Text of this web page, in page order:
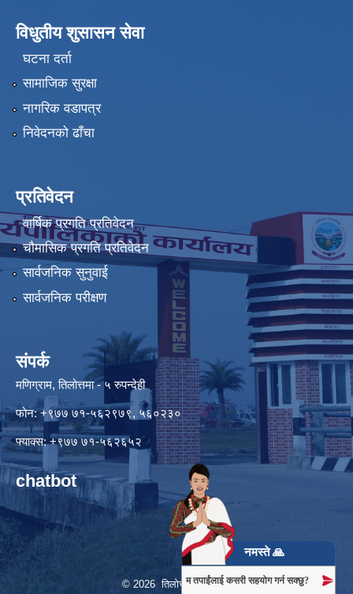
विधुतीय शुसासन सेवा
घटना दर्ता
सामाजिक सुरक्षा
नागरिक वडापत्र
निवेदनको ढाँचा
प्रतिवेदन
वार्षिक प्रगति प्रतिवेदन
चौमासिक प्रगति प्रतिवेदन
सार्वजनिक सुनुवाई
सार्वजनिक परीक्षण
संपर्क
मणिग्राम, तिलोत्तमा - ५ रुपन्देही
फोन: +९७७ ७१-५६२९७९, ५६०२३०
फ्याक्स: +९७७ ७१-५६२६५२
chatbot
© 2026 तिलोत्तमा नगरपालिका
नमस्ते 🙏
म तपाईंलाई कसरी सहयोग गर्न सक्छु?